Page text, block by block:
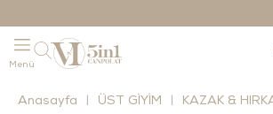
Anasayfa ÜST GİYİM KAZAK &